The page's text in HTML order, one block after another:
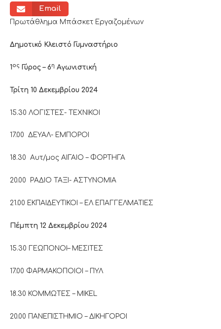
Email
Πρωτάθλημα Μπάσκετ Εργαζομένων
Δημοτικό Κλειστό Γυμναστήριο
1 ος Γύρος – 6η Αγωνιστική
Τρίτη 10 Δεκεμβρίου 2024
15.30 ΛΟΓΙΣΤΕΣ- ΤΕΧΝΙΚΟΙ
17.00 ΔΕΥΑΛ- ΕΜΠΟΡΟΙ
18.30 Αυτ/μος ΑΙΓΑΙΟ – ΦΟΡΤΗΓΑ
20.00 ΡΑΔΙΟ ΤΑΞΙ- ΑΣΤΥΝΟΜΙΑ
21.00 ΕΚΠΑΙΔΕΥΤΙΚΟΙ – ΕΛ ΕΠΑΓΓΕΛΜΑΤΙΕΣ
Πέμπτη 12 Δεκεμβρίου 2024
15.30 ΓΕΩΠΟΝΟΙ– ΜΕΣΙΤΕΣ
17.00 ΦΑΡΜΑΚΟΠΟΙΟΙ – ΠΥΛ
18.30 ΚΟΜΜΩΤΕΣ – MIKEL
20.00 ΠΑΝΕΠΙΣΤΗΜΙΟ – ΔΙΚΗΓΟΡΟΙ